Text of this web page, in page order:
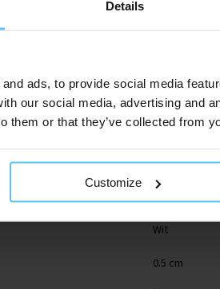
Details
ads, to provide social media
our social media, advertising and
them or that they’ve collected from
Customize
7000.100
Wit
0.5 cm